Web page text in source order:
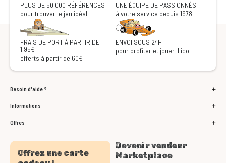
PLUS DE 50 000 RÉFÉRENCES
pour trouver le jeu idéal
UNE ÉQUIPE DE PASSIONNÉS
à votre service depuis 1978
FRAIS DE PORT À PARTIR DE
1,95€
offerts à partir de 60€
ENVOI SOUS 24H
pour profiter et jouer illico
Besoin d'aide ?
Informations
Offres
Offrez une carte
Devenir vendeur
Marketplace